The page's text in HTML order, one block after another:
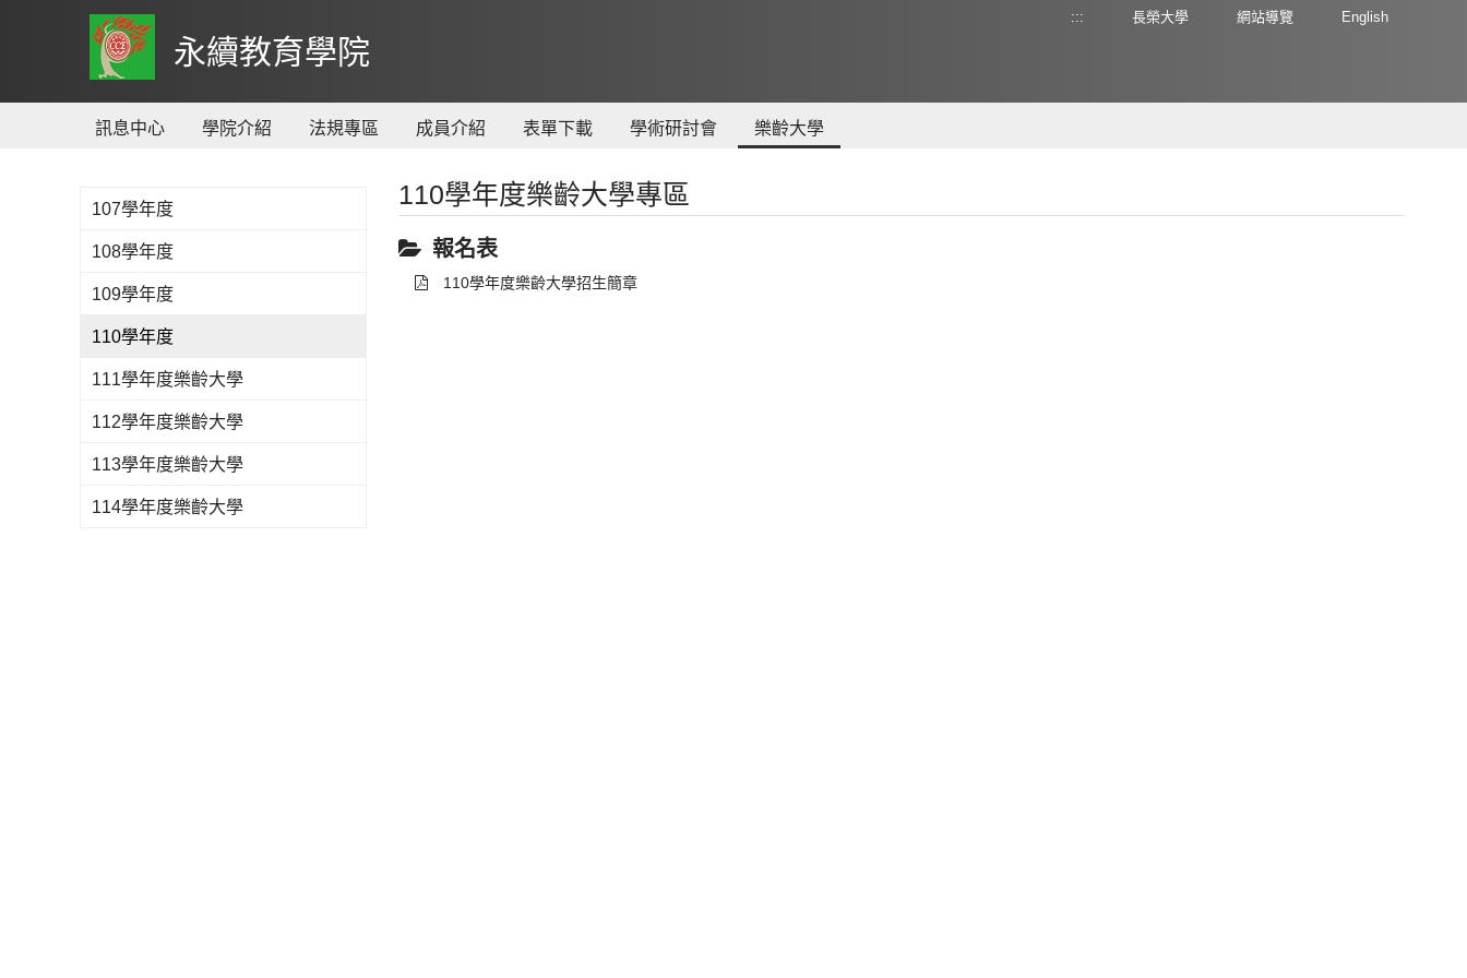
主
要
內
容
永續教育學院
::: 長榮大學 網站導覽 English
訊息中心 學院介紹 法規專區 成員介紹 表單下載 學術研討會 樂齡大學
110學年度樂齡大學專區
報名表
110學年度樂齡大學招生簡章
107學年度
108學年度
109學年度
110學年度
111學年度樂齡大學
112學年度樂齡大學
113學年度樂齡大學
114學年度樂齡大學